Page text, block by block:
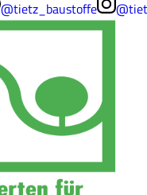
@tietz_baustoffe